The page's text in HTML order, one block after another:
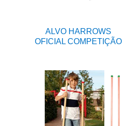
ALVO HARROWS
OFICIAL COMPETIÇÃO